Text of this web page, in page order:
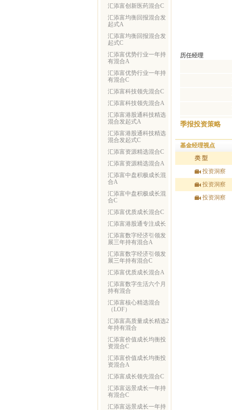
汇添富创新医药混合C
汇添富均衡回报混合发
起式A
汇添富均衡回报混合发
起式C
汇添富优势行业一年持
有混合A
汇添富优势行业一年持
有混合C
汇添富科技领先混合C
汇添富科技领先混合A
汇添富港股通科技精选
混合发起式A
汇添富港股通科技精选
混合发起式C
汇添富资源精选混合C
汇添富资源精选混合A
汇添富中盘积极成长混
合A
汇添富中盘积极成长混
合C
汇添富优质成长混合C
汇添富港股通专注成长
汇添富数字经济引领发
展三年持有混合A
汇添富数字经济引领发
展三年持有混合C
汇添富优质成长混合A
汇添富数字生活六个月
持有混合
汇添富核心精选混合
（LOF）
汇添富高质量成长精选2
年持有混合
汇添富价值成长均衡投
资混合C
汇添富价值成长均衡投
资混合A
汇添富成长领先混合C
汇添富远景成长一年持
有混合C
汇添富远景成长一年持
历任经理
季报投资策略
基金经理视点
类 型
投资洞察
投资洞察
投资洞察